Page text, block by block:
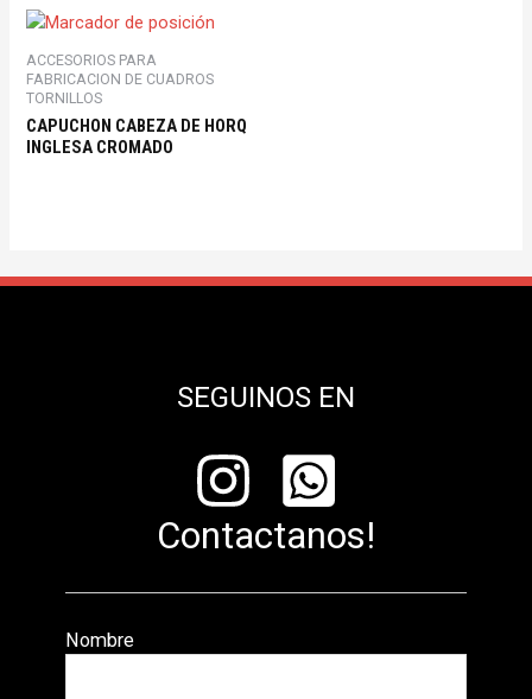
ACCESORIOS PARA
FABRICACION DE CUADROS
TORNILLOS
CAPUCHON CABEZA DE HORQ
INGLESA CROMADO
SEGUINOS EN
Contactanos!
Nombre